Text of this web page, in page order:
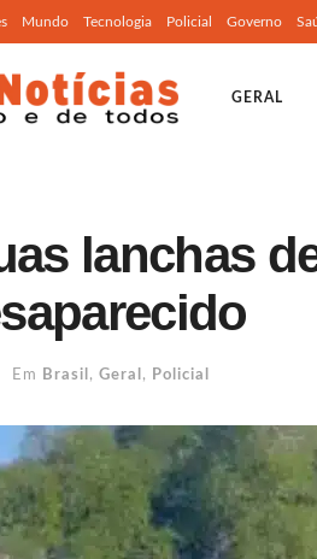
Mundo Tecnologia Policial Governo
GERAL
lanchas
Em Brasil , Geral , Policial